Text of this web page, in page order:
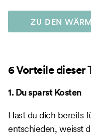
ZU DEN
6 Vorteile
1. Du sparst Kosten
Hast du dich bereits
entschieden, weisst